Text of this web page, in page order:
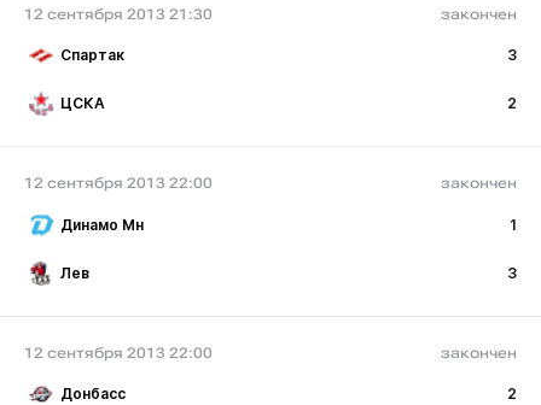
12 сентября 2013 21:30 закончен
Спартак 3
ЦСКА 2
12 сентября 2013 22:00 закончен
Динамо Мн 1
Лев 3
12 сентября 2013 22:00 закончен
Донбасс 2